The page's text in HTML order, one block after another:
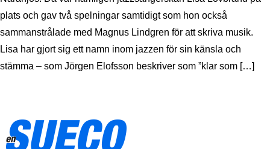
plats och gav två spelningar samtidigt som hon också
sammanstrålade med Magnus Lindgren för att skriva musik.
Lisa har gjort sig ett namn inom jazzen för sin känsla och
stämma – som Jörgen Elofsson beskriver som ”klar som […]